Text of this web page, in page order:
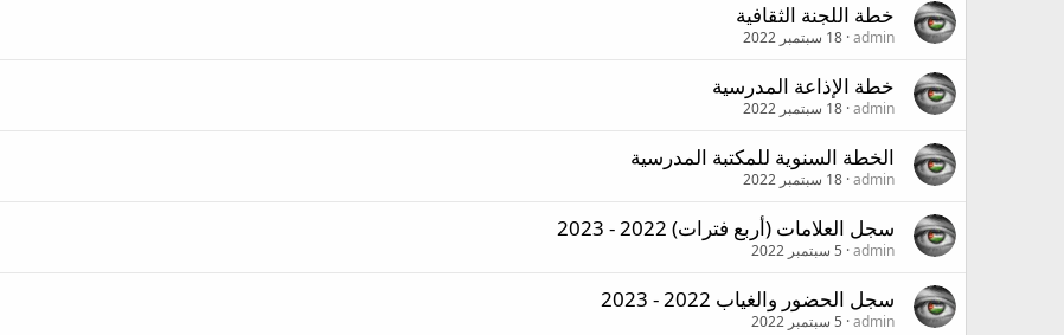
خطة اللجنة الثقافية
admin 18 سبتمبر 2022
خطة الإذاعة المدرسية
admin 18 سبتمبر 2022
الخطة السنوية للمكتبة المدرسية
admin 18 سبتمبر 2022
سجل العلامات (أربع فترات) 2022 - 2023
admin 5 سبتمبر 2022
سجل الحضور والغياب 2022 - 2023
admin 5 سبتمبر 2022